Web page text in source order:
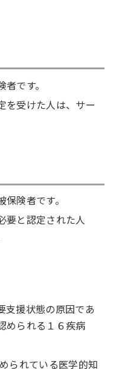
です。
を受けた人は、サー
険者です。
要と認定された人
支援状態の原因であ
められる１６疾病
れている医学的知